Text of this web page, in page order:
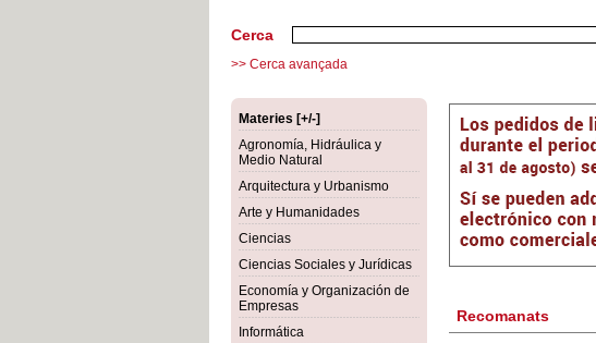
Cerca
>> Cerca avançada
Materies [+/-]
Agronomía, Hidráulica y
Medio Natural
Arquitectura y Urbanismo
Arte y Humanidades
Ciencias
Ciencias Sociales y Jurídicas
Economía y Organización de
Empresas
Informática
Recomanats